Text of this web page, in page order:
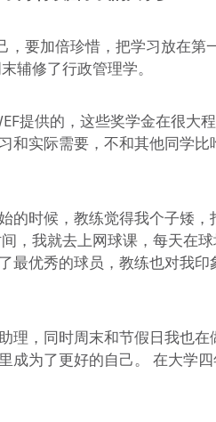
，要加倍珍惜，把学习放在第
辅修了行政管理学。
提供的，这些奖学金在很大
和实际需要，不和其他同学比
的时候，教练觉得我个子矮，
，我就去上网球课，每天在
最优秀的球员，教练也对我印
理，同时周末和节假日我也在
成为了更好的自己。 在大学